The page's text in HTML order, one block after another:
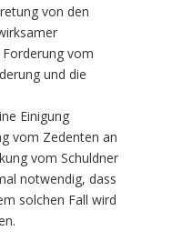
von den
vom
und die
Einigung
vom Zedenten an
vom Schuldner
notwendig, dass
solchen Fall wird